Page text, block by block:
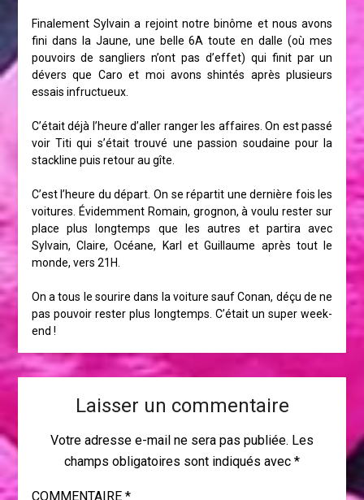
Finalement Sylvain a rejoint notre binôme et nous avons
fini dans la Jaune, une belle 6A toute en dalle (où mes
pouvoirs de sangliers n’ont pas d’effet) qui finit par un
dévers que Caro et moi avons shintés après plusieurs
essais infructueux.
C’était déjà l’heure d’aller ranger les affaires. On est passé
voir Titi qui s’était trouvé une passion soudaine pour la
stackline puis retour au gîte.
C’est l’heure du départ. On se répartit une dernière fois les
voitures. Évidemment Romain, grognon, à voulu rester sur
place plus longtemps que les autres et partira avec
Sylvain, Claire, Océane, Karl et Guillaume après tout le
monde, vers 21H.
On a tous le sourire dans la voiture sauf Conan, déçu de ne
pas pouvoir rester plus longtemps. C’était un super week-
end !
Laisser un commentaire
Votre adresse e-mail ne sera pas publiée. Les
champs obligatoires sont indiqués avec *
COMMENTAIRE *